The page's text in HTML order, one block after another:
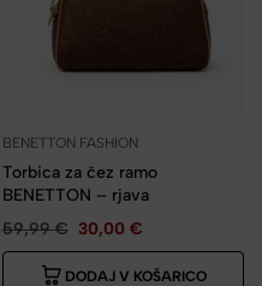
BENETTON FASHION
Torbica za čez ramo
BENETTON – rjava
59,99€ 30,00 €
DODAJ V KOŠARICO